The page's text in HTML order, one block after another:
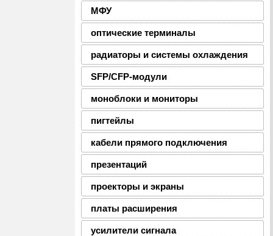
МФУ
оптические терминалы
радиаторы и системы охлаждения
SFP/CFP-модули
моноблоки и мониторы
пигтейлы
кабели прямого подключения
презентаций
проекторы и экраны
платы расширения
усилители сигнала